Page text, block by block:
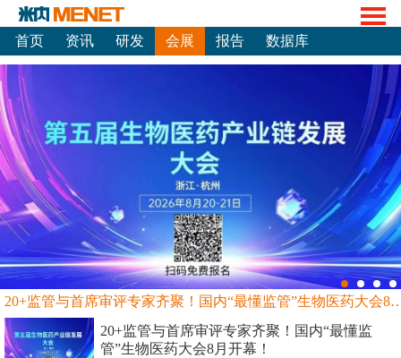
首页 资讯 研发 会展 报告 数据库
20+监管与首席审评专家齐聚！国内“最
20+监管与首席审评专家齐聚！国内“最懂监
管”生物医药大会8月开幕！